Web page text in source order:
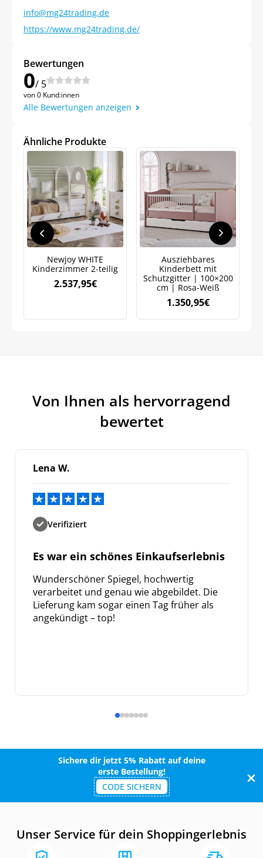
info@mg24trading.de
https://www.mg24trading.de/
Bewertungen
0/ 5
von 0 Kund:innen
Alle Bewertungen anzeigen
Ähnliche Produkte
Newjoy WHITE
Kinderzimmer 2-teilig
2.537,95€
Ausziehbares
Kinderbett mit
Schutzgitter | 100×200
cm | Rosa-Weiß
1.350,95€
Von Ihnen als hervorragend
bewertet
Lena W.
Verifiziert
Es war ein schönes Einkaufserlebnis
Wunderschöner Spiegel, hochwertig
verarbeitet und genau wie abgebildet. Die
Lieferung kam sogar einen Tag früher als
angekündigt – top!
Sichere dir jetzt 5% Rabatt auf deine
erste Bestellung!
CODE SICHERN
Unser Service für dein Shoppingerlebnis
Jetzt5% Rabatt
Meinen Code senden
Bleiben Sie auf dem Laufenden über
Neuigkeiten und Angebote.
Weitere Informationen darüber, wie wir Ihre Daten für
Marketingkommunikation verarbeiten. Lesen Sie unsere
Datenschutzrichtlinie.